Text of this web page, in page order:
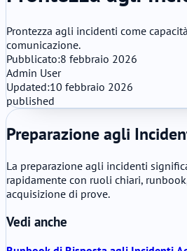
Prontezza agli incidenti come
comunicazione.
Pubblicato:8 febbraio 2026
Admin User
Updated:10 febbraio 2026
published
Preparazione agli
La preparazione agli incidenti
rapidamente con ruoli chiari,
acquisizione di prove.
Vedi anche